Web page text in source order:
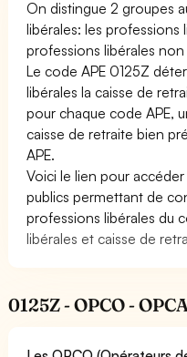
On distingue 2 groupes
libérales: les professions
professions libérales
Le code APE 0125Z
libérales la caisse de
pour chaque code APE,
caisse de retraite bien
APE.
Voici le lien pour
publics permettant de
professions libérales du
libérales et caisse de
0125Z - OPCO -